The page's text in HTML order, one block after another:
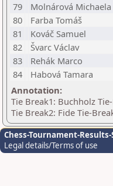
79
Molnárová Michaela
80
Farba Tomáš
81
Kováč Samuel
82
Švarc Václav
83
Rehák Marco
84
Habová Tamara
Annotation:
Tie Break1: Buchholz
Tie Break2: Fide Tie-
Chess-Tournament-
Legal details/Terms of use